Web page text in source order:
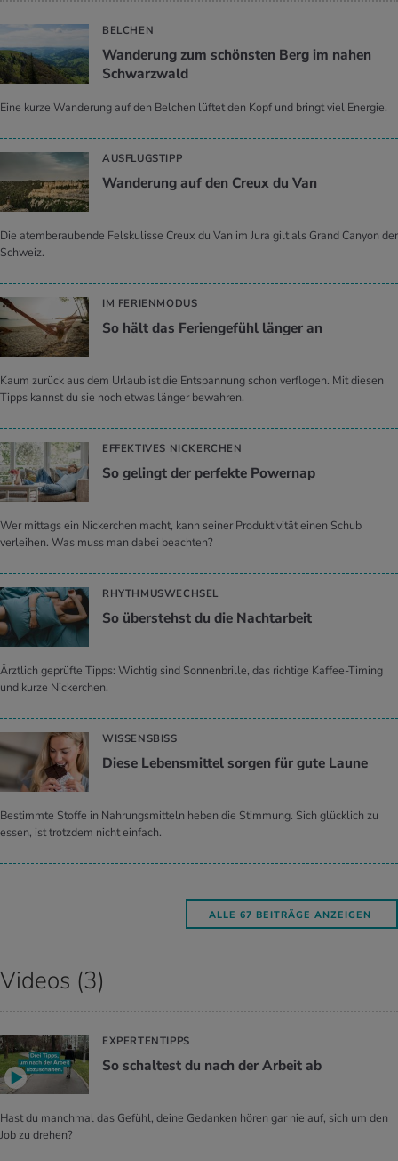
BELCHEN
Wan­de­rung zum schöns­ten Berg im nahen
Schwarz­wald
Eine kurze Wanderung auf den Belchen lüftet den Kopf und bringt viel Energie.
AUSFLUGSTIPP
Wan­de­rung auf den Creux du Van
Die atemberaubende Felskulisse Creux du Van im Jura gilt als Grand Canyon der
Schweiz.
IM FERIENMODUS
So hält das Fe­ri­en­ge­fühl län­ger an
Kaum zurück aus dem Urlaub ist die Entspannung schon verflogen. Mit diesen
Tipps kannst du sie noch etwas länger bewahren.
EFFEKTIVES NICKERCHEN
So ge­lingt der per­fek­te Power­nap
Wer mittags ein Nickerchen macht, kann seiner Produktivität einen Schub
verleihen. Was muss man dabei beachten?
RHYTHMUSWECHSEL
So über­stehst du die Nacht­ar­beit
Ärztlich geprüfte Tipps: Wichtig sind Sonnenbrille, das richtige Kaffee-Timing
und kurze Nickerchen.
WISSENSBISS
Diese Le­bens­mit­tel sor­gen für gute Laune
Bestimmte Stoffe in Nahrungsmitteln heben die Stimmung. Sich glücklich zu
essen, ist trotzdem nicht einfach.
ALLE 67 BEITRÄGE ANZEIGEN
Videos (3)
EXPERTENTIPPS
So schaltest du nach der Arbeit ab
Hast du manchmal das Gefühl, deine Gedanken hören gar nie auf, sich um den
Job zu drehen?